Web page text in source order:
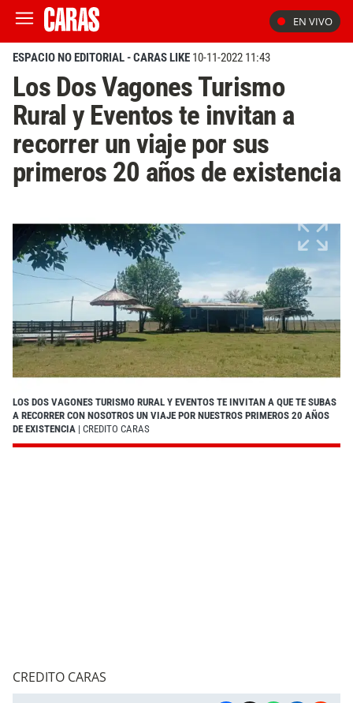
EN VIVO
ESPACIO NO EDITORIAL - CARAS LIKE 10-11-2022 11:43
Los Dos Vagones Turismo
Rural y Eventos te invitan a
recorrer un viaje por sus
primeros 20 años de existencia
LOS DOS VAGONES TURISMO RURAL Y EVENTOS TE INVITAN A QUE TE SUBAS
A RECORRER CON NOSOTROS UN VIAJE POR NUESTROS PRIMEROS 20 AÑOS
DE EXISTENCIA | CREDITO CARAS
CREDITO CARAS